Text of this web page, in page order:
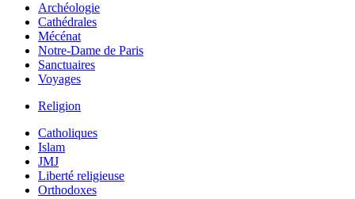
Archéologie
Cathédrales
Mécénat
Notre-Dame de Paris
Sanctuaires
Voyages
Religion
Catholiques
Islam
JMJ
Liberté religieuse
Orthodoxes